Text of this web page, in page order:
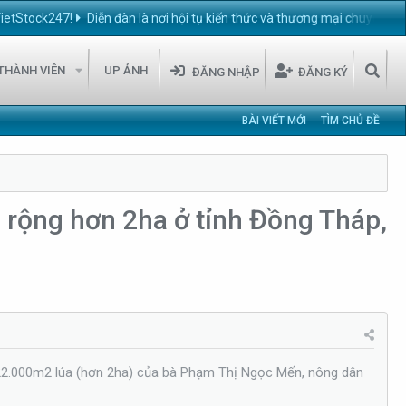
Diễn đàn là nơi hội tụ kiến thức và thương mại chuyên ngành chăn
VIÊN UP ẢNH ĐĂNG NHẬP ĐĂNG KÝ
BÀI VIẾT MỚI TÌM CHỦ ĐỀ
hơn 2ha ở tỉnh Đồng Tháp,
lúa (hơn 2ha) của bà Phạm Thị Ngọc Mến, nông dân